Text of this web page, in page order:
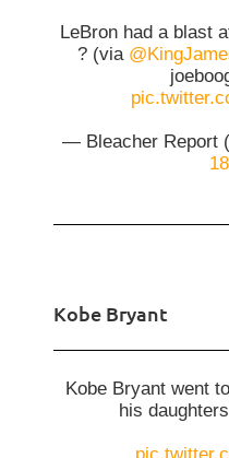
LeBron had a blast
? (via
— Bleacher Report
Kobe Bryant
Kobe Bryant went
his